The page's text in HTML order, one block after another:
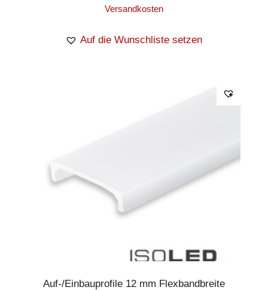
Versandkosten
Auf die Wunschliste setzen
Auf-/Einbauprofile 12 mm Flexbandbreite